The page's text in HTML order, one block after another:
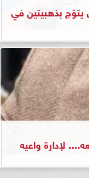
بذهبيتين في
لإدارة واعيه